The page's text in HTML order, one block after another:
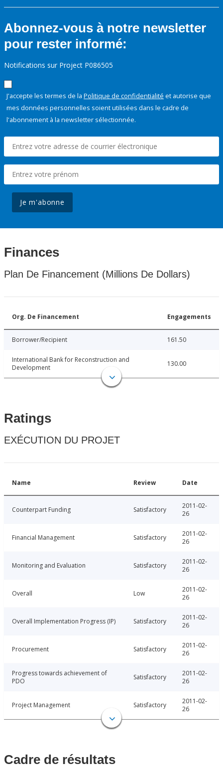
Abonnez-vous à notre newsletter
pour rester informé:
Notifications sur Project P086505
J'accepte les termes de la Politique de confidentialité et autorise que
mes données personnelles soient utilisées dans le cadre de
l'abonnement à la newsletter sélectionnée.
Je m'abonne
Finances
Plan De Financement (Millions De Dollars)
Org. De Financement Engagements
Borrower/Recipient 161.50
International Bank for Reconstruction and
Development
130.00
Ratings
EXÉCUTION DU PROJET
Name Review Date
Counterpart Funding Satisfactory
2011-02-
26
Financial Management Satisfactory
2011-02-
26
Monitoring and Evaluation Satisfactory
2011-02-
26
Overall Low
2011-02-
26
Overall Implementation Progress (IP) Satisfactory
2011-02-
26
Procurement Satisfactory
2011-02-
26
Progress towards achievement of
PDO
Satisfactory
2011-02-
26
Project Management Satisfactory
2011-02-
26
Cadre de résultats